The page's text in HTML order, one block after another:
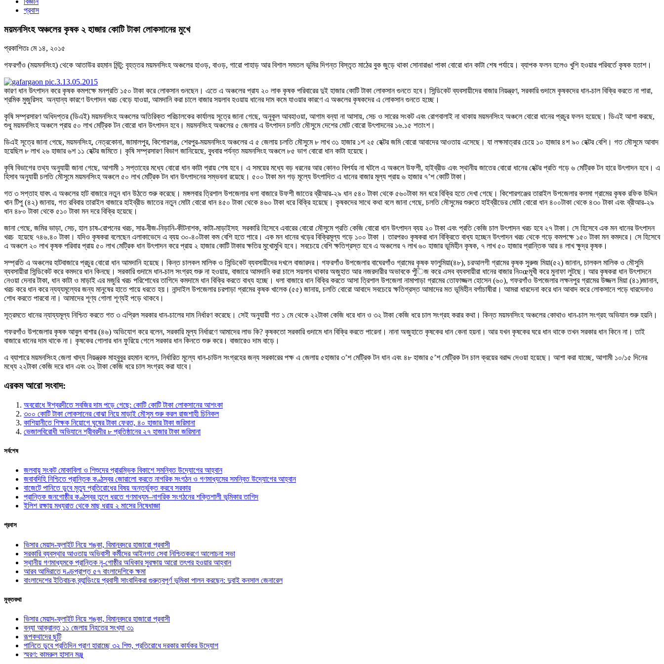
প্রবাস
ময়মনসিংহ অঞ্চলের কৃষক ২ হাজার কোটি টাকা লোকসানের মুখে
প্রকাশিতঃ মে ১৪, ২০১৫
গফরগাঁও (ময়মনসিংহ) থেকে আতাউর রহমান মিন্টু: বৃহত্তর ময়মনসিংহ অঞ্চলের হাওড়, বাওড়, গারো পাহাড় আর বিশাল সমতল ভূমির দিগন্ত বিস্তৃত মাঠের বুক জুড়ে থাকা সোনারাঙা পাকা বোরো ধান কাটা শেষ পর্যায়ে। ব্যাপক ফলন হলেও খুশি হওয়ার পরিবর্তে কৃষক হতাশ।
কারণ ধান উৎপাদন করে কৃষক কমপক্ষে মনপ্রতি ১৫০ টাকা করে লোকসান গুনছেন। এতে এ অঞ্চলের প্রায ২০ লাক কৃষক পরিবারের দুই হাজার কোটি টাকা লোকসান গুনতে হবে। সিন্ডিকেট ব্যবসায়ীদের বাজার নিয়ন্ত্রণ, সরকারি গুদামে কৃষকদের ধান-চাল বিক্রি করতে না পারা,
শ্রমিক মুজুরিসহ অন্যান্য কারণে উৎপাদন খরচ বেড়ে যাওয়া, আমদানি করা চালে বাজার সয়লাব হওয়ায় ধানের দাম কমে যাওয়ার কারণে এ অঞ্চলের কৃষকদের এ লোকসান গুনতে হচ্ছে।
কৃষি সম্প্রসারণ অধিদপ্তর (ডিএই) ময়মনসিংহ অঞ্চলের অতিরিক্ত পরিচালকের কার্যালয় সূত্রে জানা গেছে, অনুকূল আবহাওয়া, আগাম বন্যা না আসায়, সেচ ও সারের সংকট এবং রোগবালাই না থাকায় ময়মনসিংহ অঞ্চলে বোরো ধানের প্রচুর ফলন হয়েছে। ডিএই আশা করছে,
শুধু ময়মনসিংহ অঞ্চলে প্রায় ৫০ লাখ মেট্রিক টন বোরো ধান উৎপাদন হবে। ময়মনসিংহ অঞ্চলের ৫ জেলার এ উৎপাদন চলতি মৌসুমে দেশের মোট বোরো উৎপাদনের ১৬.১৫ শতাংশ।
ডিএই সূত্রে জানা গেছে, ময়মনসিংহ, নেত্রকোনা, জামালপুর, কিশোরগঞ্জ, শেরপুর-ময়মনসিংহ অঞ্চলের এ ৫ জেলায় চলতি মৌসুমে ৮ লাখ ৩১ হাজার ১শ ২৫ হেক্টর জমি বোরো আবাদের আওতায় এসেছে। যা লক্ষমাত্রার চেয়ে ১০ হাজার ৪শ ৯০ হেক্টর বেশি। গত মৌসুমে আবাদ
হয়েছিল ৮ লাখ ২৬ হাজার ৬শ ১১ হেক্টর জমিতে। কৃষি সম্প্রসারণ বিভাগ জানিয়েছে, বুধবার পর্যন্ত ময়মনসিংহ অঞ্চলে ৮৫ ভাগ বোরো ধান কাটা হয়েছে।
কৃষি বিভাগের তথ্য অনুযায়ী জানা গেছে, আগামী ১ সপ্তাহের মধ্যে বোরো ধান কাটা প্রায় শেষ হবে। এ সময়ের মধ্যে বড় ধরনের আর কোনও বিপর্যয় না ঘটলে এ অঞ্চলে উফশী, হাইব্রীড এবং স্থানীয় জাতের বোরো ধানের হেক্টর প্রতি গড়ে ৬ মেট্রিক টন হারে উৎপাদন হবে। এ
হিসাব অনুযায়ী চলতি মৌসুমে ময়মনসিংহ অঞ্চলে ৫০ লাখ মেট্রিক টন ধান উৎপাদনের সম্ভবনা রয়েছে। ৫০০ টাকা মন গড় মূল্যে উৎপাদিত এ ধানের বাজার মূল্য প্রায় ৬ হাজার ৭’শ কোটি টাকা।
গত ৩ সপ্তাহ যাবৎ এ অঞ্চলের হাট বাজারে নতুন ধান উঠতে শুরু করেছে। মঙ্গলবার ত্রিশাল উপজেলার ধলা বাজারে উফশী জাতের ব্রীআর-২৯ ধান ৫৪০ টাকা থেকে ৫৬০টাকা মন ধরে বিক্রি হতে দেখা গেছে। কিশোরগঞ্জের তারাইল উপজেলার কলমা গ্রামের কৃষক রফিক উদ্দিন
খান টিপু (৪২) জানায়, গত রবিবার তারাইল বাজারে হাইব্রীড জাতের নতুন মোটা বোরো ধান ৪৫০ টাকা থেকে ৪৬০ টাকা ধরে বিক্রি হয়েছে। কৃষকদের সাথে কথা বলে জানা গেছে, চলতি মৌসুমের শুরুতে হাইব্রীডের মোটা বোরো ধান ৪০০টাকা থেকে ৪৩০ টাকা এবং ব্রীআর-২৯
ধান ৪৮০ টাকা থেকে ৫১০ টাকা মন দরে বিক্রি হয়েছে।
জানা গেছে, জমির ভাড়া, সেচ, হাল চাষ-রোপনের খরচ, সার-বীজ-নিড়ানি-কীটনাশক, কাটা-মাড়াইসহ সরকারি হিসেবে এবারের বোরো মৌসুমে প্রতি কেজি বোরো ধান উৎপাদন ব্যয় ২০ টাকা এবং প্রতি কেজি চাল উৎপাদন খরচ হবে ২৭ টাকা। সে হিসেবে এক মন ধানের উৎপাদন
খরচ হয়েছে ৭৪৬.৪০ টাকা। যদিও কৃষকরা বলেছেন এলাকাভেদে এ ব্যয় ৩০-৪০টাকা কম বেশি হতে পারে। এক মন ধানের খড়ের বিক্রিমূল্য গড়ে ১০০ টাকা । তারপরও কৃষকরা ধান বিক্রিতে বাধ্য হচ্ছেন উৎপাদন খরচ থেকে গড়ে কমপক্ষে ১৫০ টাকা মন কমদরে। সে হিসেবে
এ অঞ্চলে ২০ লাখ কৃষক পরিবার প্রায় ৫০ লাখ মেট্রিক ধান উৎপাদন করে প্রায় ২ হাজার কোটি টাকার ক্ষতির মুখোমুখি হবে। সবচেয়ে বেশি ক্ষতিগ্রস্ত হবে এ অঞ্চলের ৭ লাখ ৬০ হাজার ভূমিহীন কৃষক, ৭ লাখ ৫০ হাজার প্রান্তিক আর ৪ লাখ ক্ষুদ্র কৃষক।
সম্প্রতি এ অঞ্চলের হাটবাজারে প্রচুর বোরো ধান আমদানি হয়েছে। কিন্ত চালকল মালিক ও সিন্ডিকেট ব্যবসায়ীদের দখলে বাজারদর। গফরগাঁও উপজেলার বাঘেরগাঁও গ্রামের কৃষক ফালুমিয়া(৪৮), চরআলগী গ্রামের কৃষক সুরুজ মিয়া(৫২) জানান, চালকল মালিক ও মৌসুমি
ব্যবসায়ীরা সিন্ডিকেট করে কমদরে ধান কিনছে। সরকারি গুদামে ধান-চাল সংগ্রহ শুরু না হওয়ায়, বাজারে আমদানি করা চালে সয়লাব থাকার অজুহাত আর নজরদারীর অভাবকে পুঁিজ করে এসব ব্যবসায়ীরা ধানের বাজার নি¤œমূখী করে মুনাফা লুটছে। আর কৃষকরা ধান উৎপাদনে
নেওয়া দেনার টাকা, ধান কাটা ও মাড়াই এর মজুরি খরচ পরিশোধের তাগিদে কমদামে ধান বিক্রি করতে বাধ্য হচ্ছে। ধলা বাজারে ধান বিক্রি করতে আসা ত্রিশাল উপজেলা নামাপাড়া গ্রামের তোফাজ্জল হোসেন (৬০), গফরগাঁও উপজেলার লক্ষনপুর গ্রামের উজ্জল মিয়া (৪১)জানান,
খরচ করে ধান করে ন্যয্যমূল্যের জন্য মানুষের হাতে পায়ে ধরতে হয়। নান্দাইল উপজেলার চরপাড়া গ্রামের কৃষক খালেক (৫৫) জানায়, চলতি বোরো আবাদে সবচেয়ে ক্ষতিগ্রস্ত আমাদের মত ভূমিহীন বর্গাচাষীরা। আমরা ধারদেনা করে ধান আবাদ করে লোকসানে পড়ে ধারদেনাও
শোধ করতে পারবো না। আমাদের শূণ্য গোলা শূণ্যই পড়ে থাকবে।
সূত্রমতে ধানের ন্যায্যমূল্য নিশ্চিত করতে গত ৩ এপ্রিল সরকার ধান-চালের দাম নির্ধারণ করেছে। সেই অনুযায়ী গত ১ মে থেকে ২২টাকা কেজি ধরে ধান ও ৩২ টাকা কেজি ধরে চাল সংগ্রহ করার কথা। কিন্ত ময়মনসিংহ অঞ্চলের কোথাও ধান-চাল সংগ্রহ অভিযান শুরু হয়নি।
গফরগাঁও উপজেলার কৃষক আবুল বাশার (৪৬) অভিযোগ করে বলেন, সরকারি মূল্য নির্ধারণে আমাদের লাভ কি? কৃষকতো সরকারি গুদামে ধান বিক্রি করতে পারেনা। নানা অজুহাতে কৃষকের ধান কেনা হয়না। আর যখন কৃষকের ঘরে ধান থাকে তখন সরকার ধান কিনে না। তাই
বাজারে ধানের দাম থাকে না। কৃষকের গোলার ধান ফুরিয়ে গেলে সরকার ধান কিনতে শুরু করে। বাজারেও দাম বাড়ে।
এ ব্যাপারে ময়মনসিংহ জেলা খাদ্য নিয়ন্ত্রক মাহবুবুর রহমান বলেন, নির্ধারিত মূল্যে ধান-চাউল সংগ্রহের জন্য সরকারের পক্ষ এ জেলায় ৫হাজার ৩’শ মেট্রিক টন ধান এবং ৪৮ হাজার ৫’শ মেট্রিক টন চাল ক্রয়ের বরাদ্দ দেওয়া হয়েছে। আশা করা যাচ্ছে, আগামী ১০/১৫ দিনের
মধ্যে ২২টাকা কেজি দরে ধান এবং ৩২ টাকা কেজি ধরে চাল সংগ্রহ করা যাবে।
এরকম আরো সংবাদ:
অবরোধে ঈশ্বরদীতে সবজির দাম পড়ে গেছে: কোটি কোটি টাকা লোকসানের আশংকা
৩০০ কোটি টাকা লোকসানের বোঝা নিয়ে মাড়াই মৌসুম শুরু করল রাজশাহী চিনিকল
কাশিয়ানীতে শিক্ষক নিয়োগে ঘুষের টাকা ফেরত, ৪০ হাজার টাকা জরিমানা
ভেজালবিরোধী অভিযানে শ্রীবরদীর ৮ প্রতিষ্ঠানের ২৭ হাজার টাকা জরিমানা
সর্বশেষ
জলবায়ু সংকট মোকাবিলা ও শিশুদের প্রারম্ভিক বিকাশে সমন্বিত উদ্যোগের আহ্বান
জবাবদিহি নিশ্চিতে প্রান্তিক কণ্ঠস্বর জোরালো করতে নাগরিক সংগঠন ও গণমাধ্যমের সমন্বিত উদ্যোগের আহ্বান
বাজেটে পানিতে ডুবে মৃত্যু প্রতিরোধের বিষয় অন্তর্ভুক্ত করবে সরকার
প্রান্তিক জনগোষ্ঠীর কণ্ঠস্বর তুলে ধরতে গণমাধ্যম–নাগরিক সংগঠনের শক্তিশালী ভূমিকার তাগিদ
ইলিশ রক্ষায় মধ্যরাত থেকে মাছ ধরায় ২ মাসের নিষেধাজ্ঞা
প্রবাস
ভিসার মেয়াদ-ফ্লাইট নিয়ে শঙ্কা, বিমানবন্দরে হাজারো প্রবাসী
সরকারি ব্যবস্থার আওতায় অভিবাসী কর্মীদের আইনগত সেবা নিশ্চিতকরণে আলোচনা সভা
স্থানীয় গণমাধ্যমকে প্রান্তিক নৃ-গোষ্ঠীর অধিকার সুরক্ষায় আরো তৎপর হওয়ার আহ্বান
আরব আমিরাতে দণ্ডপ্রাপ্ত ৫৭ বাংলাদেশিকে ক্ষমা
বাংলাদেশের ইতিবাচক ব্র্যান্ডিংয়ে প্রবাসী সাংবাদিকরা গুরুত্বপূর্ণ ভূমিকা পালন করছেন: দুবাই কনসাল জেনারেল
মুক্তকথা
ভিসার মেয়াদ-ফ্লাইট নিয়ে শঙ্কা, বিমানবন্দরে হাজারো প্রবাসী
বন্যা আক্রান্ত ১১ জেলায় নিহতের সংখ্যা ৩১
রূপকথাদের ছুটি
পানিতে ডুবে প্রতিদিন প্রাণ হারাচ্ছে ৩২ শিশু, প্রতিরোধে দরকার কার্যকর উদ্যোগ
স্মরণ: কামরুল হাসান মঞ্জু